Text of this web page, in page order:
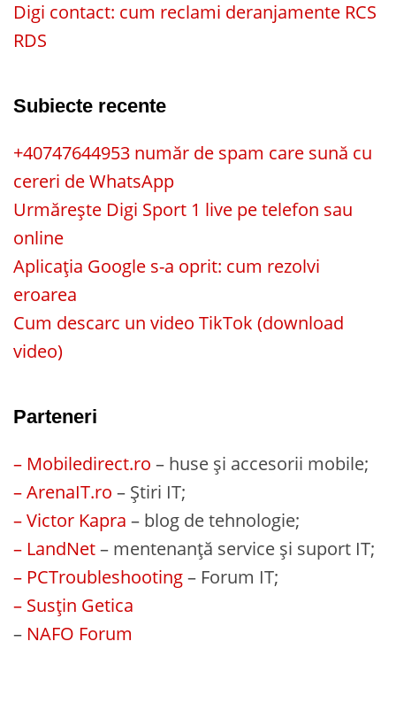
Digi contact: cum reclami deranjamente RCS
RDS
Subiecte recente
+40747644953 număr de spam care sună cu
cereri de WhatsApp
Urmărește Digi Sport 1 live pe telefon sau
online
Aplicația Google s-a oprit: cum rezolvi
eroarea
Cum descarc un video TikTok (download
video)
Parteneri
– Mobiledirect.ro – huse și accesorii mobile;
– ArenaIT.ro – Știri IT;
– Victor Kapra – blog de tehnologie;
– LandNet– mentenanță service și suport IT;
– PCTroubleshooting– Forum IT;
– Susțin Getica
– NAFO Forum